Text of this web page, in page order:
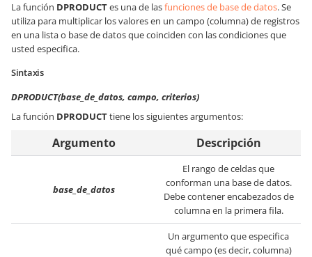
La función DPRODUCTes una de lasfunciones de base de datos. Se
utiliza para multiplicar los valores en un campo (columna) de registros
en una lista o base de datos que coinciden con las condiciones que
usted especifica.
Sintaxis
DPRODUCT(base_de_datos, campo, criterios)
La función DPRODUCTtiene los siguientes argumentos:
Argumento Descripción
base_de_datos
El rango de celdas que
conforman una base de datos.
Debe contener encabezados de
columna en la primera fila.
Un argumento que especifica
qué campo (es decir, columna)